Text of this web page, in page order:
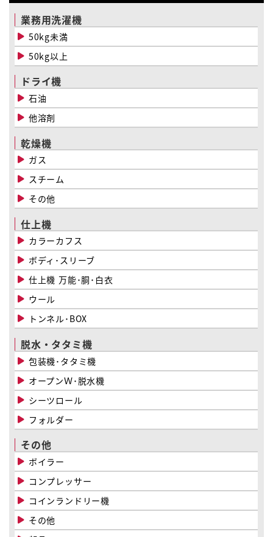
業務用洗濯機
50kg未満
50kg以上
ドライ機
石油
他溶剤
乾燥機
ガス
スチーム
その他
仕上機
カラーカフス
ボディ･スリーブ
仕上機 万能･胴･白衣
ウール
トンネル･BOX
脱水・タタミ機
包装機･タタミ機
オープンＷ･脱水機
シーツロール
フォルダー
その他
ボイラー
コンプレッサー
コインランドリー機
その他